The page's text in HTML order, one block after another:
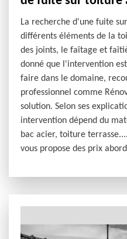
La recherche d'une fuite
différents éléments de la
des joints, le faîtage et
donné que l'intervention
faire dans le domaine,
professionnel comme
solution. Selon ses
intervention dépend du
bac acier, toiture
vous propose des prix